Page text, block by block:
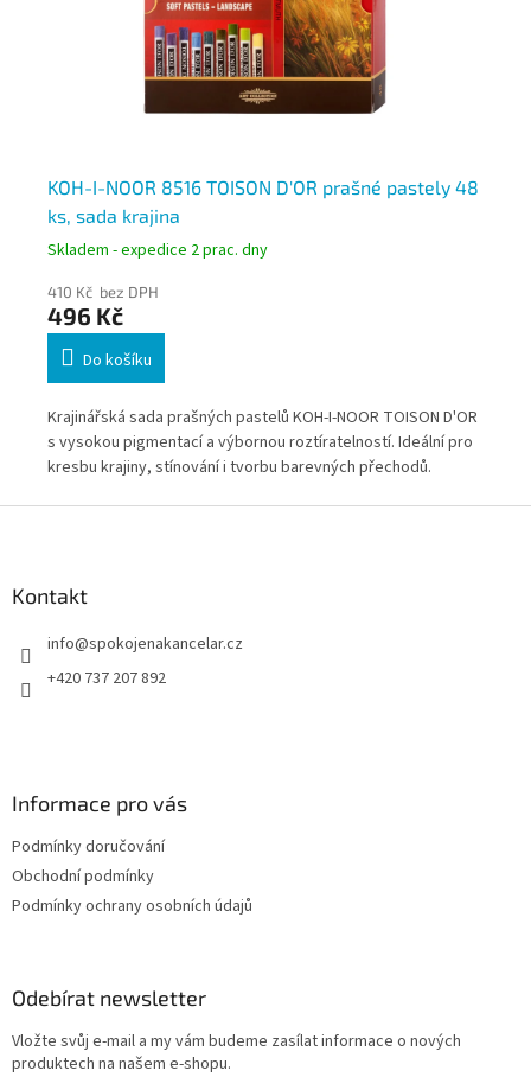
KOH-I-NOOR 8516 TOISON D'OR prašné pastely 48
ks, sada krajina
Skladem - expedice 2 prac. dny
410 Kč bez DPH
496 Kč
Do košíku
Krajinářská sada prašných pastelů KOH-I-NOOR TOISON D'OR
s vysokou pigmentací a výbornou roztíratelností. Ideální pro
kresbu krajiny, stínování i tvorbu barevných přechodů.
Kontakt
info@spokojenakancelar.cz
+420 737 207 892
Informace pro vás
Podmínky doručování
Obchodní podmínky
Podmínky ochrany osobních údajů
Odebírat newsletter
Vložte svůj e-mail a my vám budeme zasílat informace o nových
produktech na našem e-shopu.